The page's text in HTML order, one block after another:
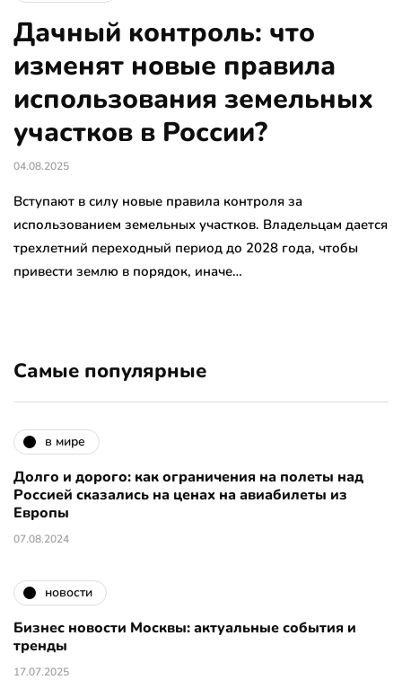
Дачный контроль: что
изменят новые правила
использования земельных
участков в России?
04.08.2025
Вступают в силу новые правила контроля за
использованием земельных участков. Владельцам дается
трехлетний переходный период до 2028 года, чтобы
привести землю в порядок, иначе…
Самые популярные
в мире
Долго и дорого: как ограничения на полеты над
Россией сказались на ценах на авиабилеты из
Европы
07.08.2024
новости
Бизнес новости Москвы: актуальные события и
тренды
17.07.2025